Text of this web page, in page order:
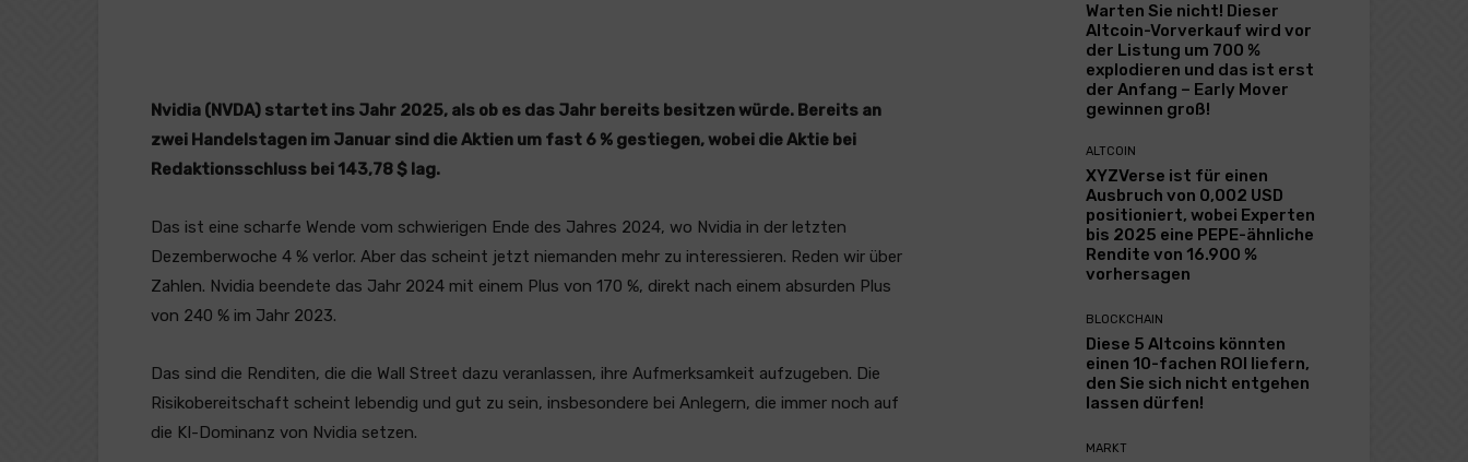
Nvidia (NVDA) startet ins Jahr 2025, als ob es das Jahr bereits besitzen würde. Bereits an
zwei Handelstagen im Januar sind die Aktien um fast 6 % gestiegen, wobei die Aktie bei
Redaktionsschluss bei 143,78 $ lag.
Das ist eine scharfe Wende vom schwierigen Ende des Jahres 2024, wo Nvidia in der letzten
Dezemberwoche 4 % verlor. Aber das scheint jetzt niemanden mehr zu interessieren. Reden wir über
Zahlen. Nvidia beendete das Jahr 2024 mit einem Plus von 170 %, direkt nach einem absurden Plus
von 240 % im Jahr 2023.
Das sind die Renditen, die die Wall Street dazu veranlassen, ihre Aufmerksamkeit aufzugeben. Die
Risikobereitschaft scheint lebendig und gut zu sein, insbesondere bei Anlegern, die immer noch auf
die KI-Dominanz von Nvidia setzen.
Warten Sie nicht! Dieser
Altcoin-Vorverkauf wird vor
der Listung um 700 %
explodieren und das ist erst
der Anfang – Early Mover
gewinnen groß!
ALTCOIN
XYZVerse ist für einen
Ausbruch von 0,002 USD
positioniert, wobei Experten
bis 2025 eine PEPE-ähnliche
Rendite von 16.900 %
vorhersagen
BLOCKCHAIN
Diese 5 Altcoins könnten
einen 10-fachen ROI liefern,
den Sie sich nicht entgehen
lassen dürfen!
MARKT